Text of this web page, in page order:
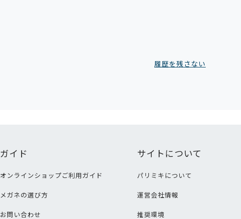
履歴を残さない
ガイド
オンラインショップご利用ガイド
メガネの選び方
お問い合わせ
サイトについて
パリミキについて
運営会社情報
推奨環境